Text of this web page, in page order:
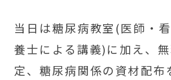
当日は糖尿病教室(医師・
養士による講義)に加え、
定、糖尿病関係の資材配布